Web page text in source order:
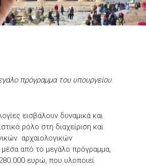
πρόγραμμα του υπουργείου
εισβάλουν δυναμικά και
ρόλο στη διαχείριση και
αρχαιολογικών
από το μεγάλο πρόγραμμα,
ευρώ, που υλοποιεί